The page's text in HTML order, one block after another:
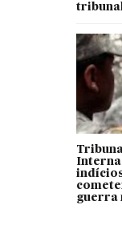
indícios
guerra